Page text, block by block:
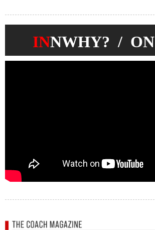
INNWHY? / ON